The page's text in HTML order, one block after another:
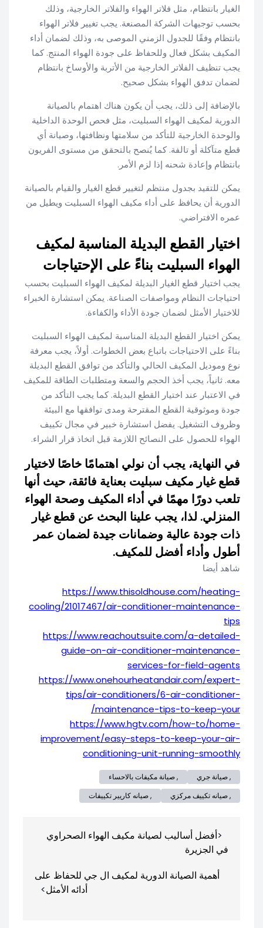
الغيار بانتظام، مثل فلاتر الهواء والفلاتر الخارجية، وذلك
بحسب توجيهات الشركة المصنعة. يجب تغيير فلاتر الهواء
بانتظام وفقًا للجدول الزمني الموصى به، وذلك لضمان أداء
المكيف بشكل فعال وللحفاظ على جودة الهواء المنتج. كما
يجب تنظيف الفلاتر الخارجية من الأتربة والأوساخ بانتظام
لضمان تدفق الهواء بشكل صحيح.
بالإضافة إلى ذلك، يجب أن يكون هناك اهتمام بالصيانة
الدورية لمكيف الهواء السبليت، مثل فحص الوحدة الداخلية
والوحدة الخارجية للتأكد من سلامتها ونظافتها، وصيانة أي
قطع متآكلة أو تالفة. كما يُنصح بالتحقق من مستوى الفريون
بانتظام وإعادة شحنه إذا لزم الأمر.
يمكن للتقيد بجدول منتظم لتغيير قطع الغيار والقيام بالصيانة
الدورية أن يحافظ على أداء مكيف الهواء السبليت ويطيل من
عمره الافتراضي.
اختيار القطع البديلة المناسبة لمكيف
الهواء السبليت بناءً على الإحتياجات
يجب اختيار قطع الغيار البديلة لمكيف الهواء السبليت بحسب
احتياجات النظام ومواصفات الصناعة. يمكن استشارة الخبراء
للاختيار الأمثل لضمان جودة الأداء والكفاءة.
يمكن اختيار القطع البديلة المناسبة لمكيف الهواء السبليت
بناءً على الاحتياجات باتباع بعض الخطوات. أولاً، يجب معرفة
نوع وموديل المكيف الحالي والتأكد من توافق القطع البديلة
معه. ثانياً، يجب أخذ الحجم والسعة ومتطلبات الطاقة للمكيف
في الاعتبار عند اختيار القطع البديلة. كما يجب التأكد من
جودة وموثوقية القطع المقترحة ومدى توافقها مع البيئة
وظروف التشغيل. يفضل استشارة خبير في مجال تكييف
الهواء للحصول على النصائح اللازمة قبل اتخاذ قرار الشراء.
في النهاية، يجب أن نولي اهتمامًا خاصًا لاختيار
قطع غيار مكيف سبليت بعناية فائقة، حيث أنها
تلعب دورًا مهمًا في أداء المكيف وصحة الهواء
المنزلي. لذا، يجب علينا البحث عن قطع غيار
ذات جودة عالية وضمانات جيدة لضمان عمر
أطول وأداء أفضل للمكيف.
شاهد أيضا
https://www.thisoldhouse.com/heating-
cooling/21017467/air-conditioner-maintenance-
tips
https://www.reachoutsuite.com/a-detailed-
guide-on-air-conditioner-maintenance-
services-for-field-agents
https://www.onehourheatandair.com/expert-
tips/air-conditioners/6-air-conditioner-
maintenance-tips-to-keep-your/
https://www.hgtv.com/how-to/home-
improvement/easy-steps-to-keep-your-air-
conditioning-unit-running-smoothly
, صيانة جري
, صيانة مكيفات بالاحساء
, صيانه تكييف مركزي
, صيانه كاريير تكييفات
المقالاتأفضل أساليب لصيانة مكيف الهواء الصحراوي
في الجزيرة
أهمية الصيانة الدورية لمكيف ال جي للحفاظ على
أدائه الأمثل